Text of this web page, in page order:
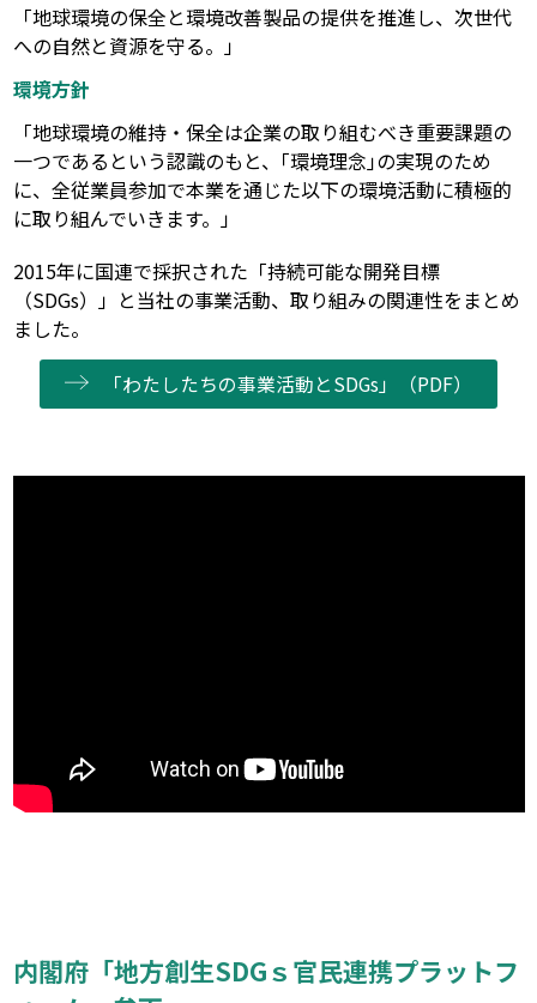
「地球環境の保全と環境改善製品の提供を推進し、次世代
への自然と資源を守る。」
環境方針
「地球環境の維持・保全は企業の取り組むべき重要課題の
一つであるという認識のもと、｢環境理念｣の実現のため
に、全従業員参加で本業を通じた以下の環境活動に積極的
に取り組んでいきます。」
2015年に国連で採択された「持続可能な開発目標
（SDGs）」と当社の事業活動、取り組みの関連性をまとめ
ました。
「わたしたちの事業活動とSDGs」（PDF）
内閣府「地方創生SDGｓ官民連携プラットフ